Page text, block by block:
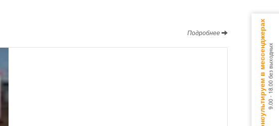
Консультируем в мессенджерах9.00 - 18.00 без выходных
Подробнее